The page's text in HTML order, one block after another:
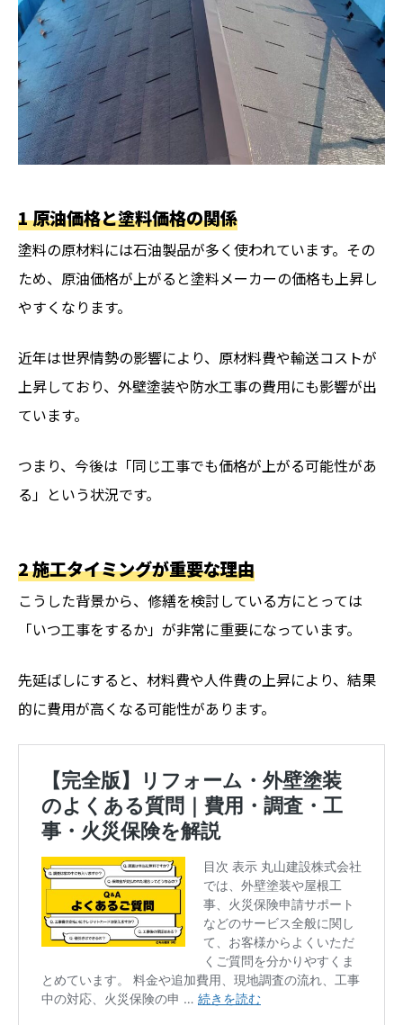
1 原油価格と塗料価格の関係
塗料の原材料には石油製品が多く使われています。その
ため、原油価格が上がると塗料メーカーの価格も上昇し
やすくなります。
近年は世界情勢の影響により、原材料費や輸送コストが
上昇しており、外壁塗装や防水工事の費用にも影響が出
ています。
つまり、今後は「同じ工事でも価格が上がる可能性があ
る」という状況です。
2 施工タイミングが重要な理由
こうした背景から、修繕を検討している方にとっては
「いつ工事をするか」が非常に重要になっています。
先延ばしにすると、材料費や人件費の上昇により、結果
的に費用が高くなる可能性があります。